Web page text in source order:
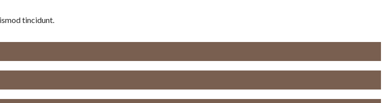
tincidunt.